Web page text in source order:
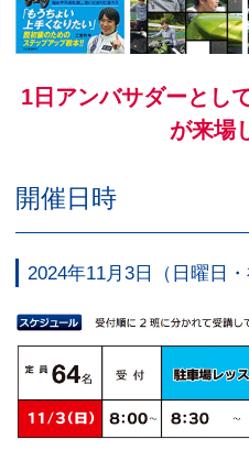
1日アンバサダーとし
が来場
開催日時
2024年11月3日（日曜日